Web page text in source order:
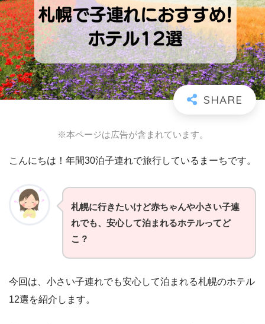
※本ページは広告が含まれています。
こんにちは！年間30泊子連れで旅行しているまーちです。
札幌に行きたいけど赤ちゃんや小さい子連
れでも、安心して泊まれるホテルってど
こ？
今回は、小さい子連れでも安心して泊まれる札幌のホテル
12選を紹介します。